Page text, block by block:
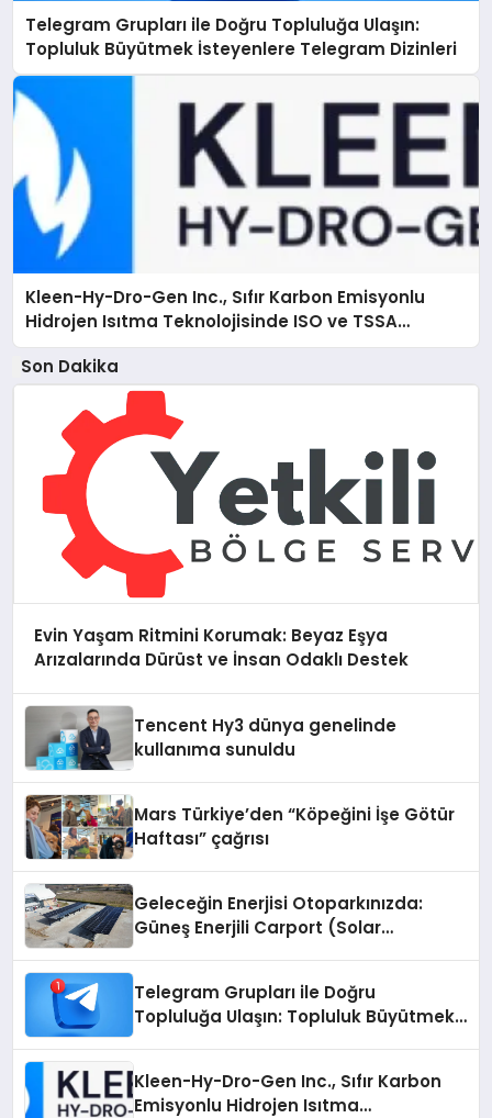
Telegram Grupları ile Doğru Topluluğa Ulaşın:
Topluluk Büyütmek İsteyenlere Telegram Dizinleri
Kleen-Hy-Dro-Gen Inc., Sıfır Karbon Emisyonlu
Hidrojen Isıtma Teknolojisinde ISO ve TSSA
Düzenleyici Onaylarını Aldı
Son Dakika
Evin Yaşam Ritmini Korumak: Beyaz Eşya
Arızalarında Dürüst ve İnsan Odaklı Destek
Tencent Hy3 dünya genelinde
kullanıma sunuldu
Mars Türkiye’den “Köpeğini İşe Götür
Haftası” çağrısı
Geleceğin Enerjisi Otoparkınızda:
Güneş Enerjili Carport (Solar
Telegram Grupları ile Doğru
Topluluğa Ulaşın: Topluluk Büyütmek
Kleen-Hy-Dro-Gen Inc., Sıfır Karbon
Emisyonlu Hidrojen Isıtma